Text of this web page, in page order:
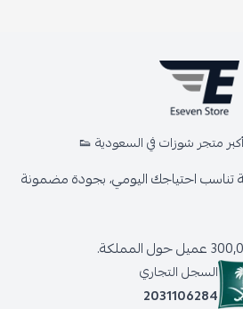
متجر شوزات في السعودية 👟
تناسب احتياجك اليومي، بجودة مضمونة
السجل التجاري
2031106284